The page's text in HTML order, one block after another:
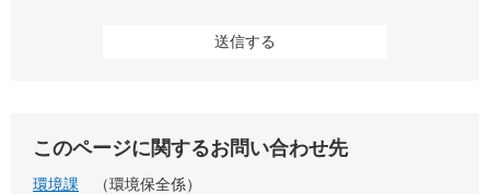
このページに関するお問い合わせ先
環境課
環境保全係